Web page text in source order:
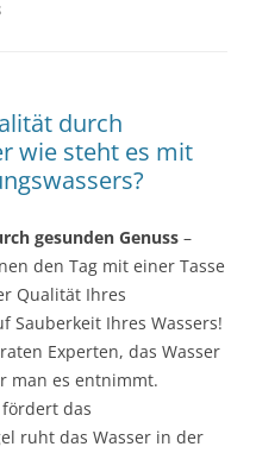
durch
wie steht es mit
gesunden Genuss –
den Tag mit einer Tasse
Qualität Ihres
Sauberkeit Ihres Wassers!
Experten, das Wasser
man es entnimmt.
das
ruht das Wasser in der